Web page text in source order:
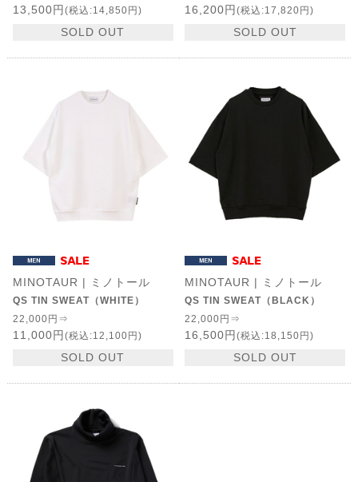
13,500円 (税込:14,850円)
SOLD OUT
16,200円 (税込:17,820円)
SOLD OUT
MINOTAUR | ミノトール
QS TIN SWEAT（WHITE）
22,000円⇒
11,000円 (税込:12,100円)
SOLD OUT
MINOTAUR | ミノトール
QS TIN SWEAT（BLACK）
22,000円⇒
16,500円 (税込:18,150円)
SOLD OUT